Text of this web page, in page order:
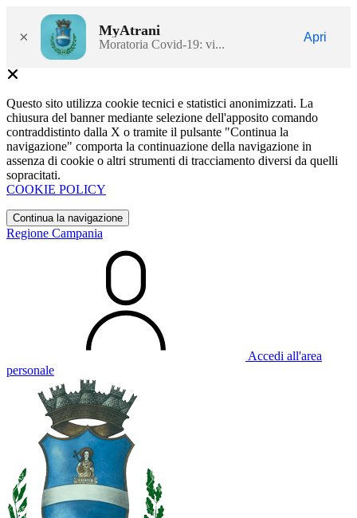
× MyAtrani
Moratoria Covid-19: vi...
Apri
Questo sito utilizza cookie tecnici e statistici anonimizzati. La
chiusura del banner mediante selezione dell'apposito comando
contraddistinto dalla X o tramite il pulsante "Continua la
navigazione" comporta la continuazione della navigazione in
assenza di cookie o altri strumenti di tracciamento diversi da quelli
sopracitati.
COOKIE POLICY
Continua la navigazione
Regione Campania
Accedi all'area
personale